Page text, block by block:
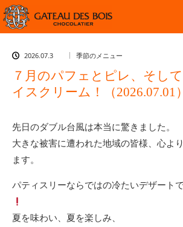
2026.07.3 季節のメニュー
７月のパフェとピレ、そし
イスクリーム！（2026.07.01）
先日のダブル台風は本当に驚きました。
大きな被害に遭われた地域の皆様、心よ
ます。
パティスリーならではの冷たいデザート
夏を味わい、夏を楽しみ、